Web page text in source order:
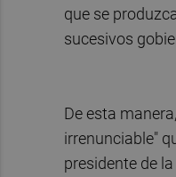
que se
sucesivos
De esta
irrenunciable"
presidente de